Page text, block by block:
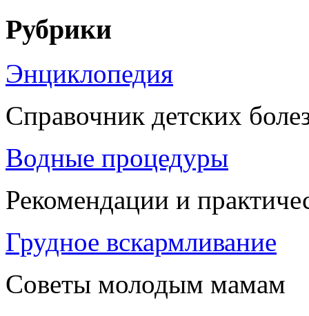
Рубрики
Энциклопедия
Справочник детских
Водные процедуры
Рекомендации и
Грудное вскармливание
Советы молодым мамам